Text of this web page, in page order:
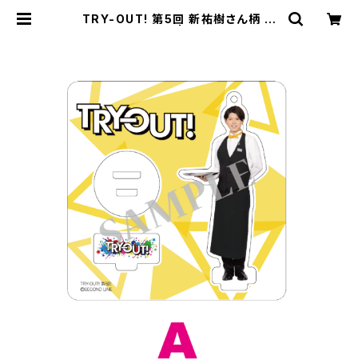
TRY-OUT! 第5回 新祐樹さん柄 ア